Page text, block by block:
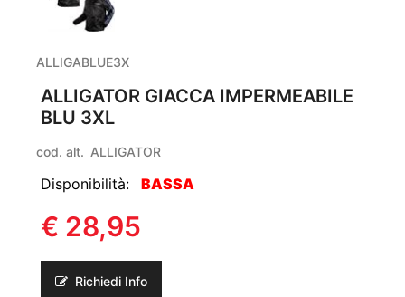
ALLIGABLUE3X
ALLIGATOR GIACCA IMPERMEABILE
BLU 3XL
cod. alt. ALLIGATOR
Disponibilità: BASSA
€ 28,95
Richiedi Info